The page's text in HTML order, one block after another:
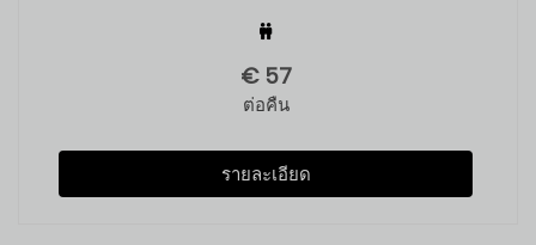
€ 57
ต่อคืน
รายละเอียด